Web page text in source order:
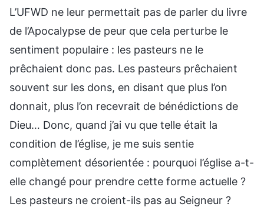
L’UFWD ne leur permettait pas de parler du livre
de l’Apocalypse de peur que cela perturbe le
sentiment populaire : les pasteurs ne le
prêchaient donc pas. Les pasteurs prêchaient
souvent sur les dons, en disant que plus l’on
donnait, plus l’on recevrait de bénédictions de
Dieu… Donc, quand j’ai vu que telle était la
condition de l’église, je me suis sentie
complètement désorientée : pourquoi l’église a-t-
elle changé pour prendre cette forme actuelle ?
Les pasteurs ne croient-ils pas au Seigneur ?